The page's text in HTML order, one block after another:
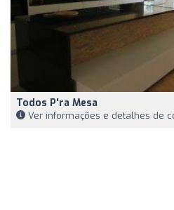
Todos P'ra Mesa
Ver informações e detalhes de